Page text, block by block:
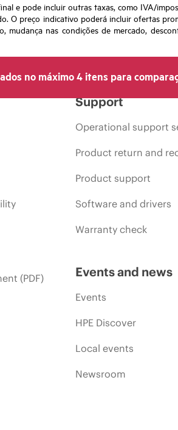
e pode incluir outras taxas, como IVA/
O preço indicativo poderá incluir ofertas
nas condições de mercado,
no máximo 4 itens para
(PDF)
Support
Operational support
Product return and
Product support
Software and drivers
Warranty check
Events and news
Events
HPE Discover
Local events
Newsroom